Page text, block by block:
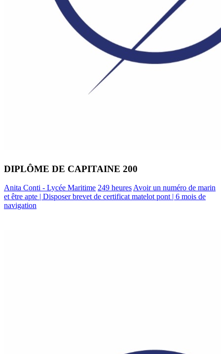
DIPLÔME DE CAPITAINE 200
Anita Conti - Lycée Maritime 249 heures Avoir un numéro de marin
et être apte | Disposer brevet de certificat matelot pont | 6 mois de
navigation